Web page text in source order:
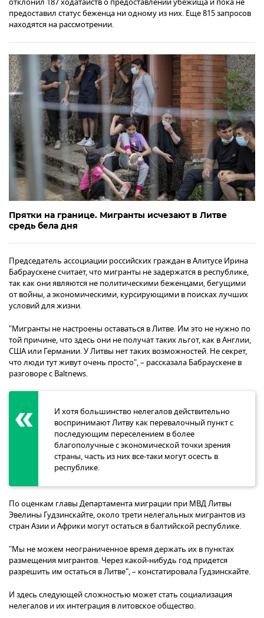
предоставил статус беженца ни одному из них. Еще 815 запросов
находятся на рассмотрении.
Прятки на границе. Мигранты исчезают в Литве
средь бела дня
Председатель ассоциации российских граждан в Алитусе Ирина
Бабраускене считает, что мигранты не задержатся в республике,
так как они являются не политическими беженцами, бегущими
от войны, а экономическими, курсирующими в поисках лучших
условий для жизни.
"Мигранты не настроены оставаться в Литве. Им это не нужно по
той причине, что здесь они не получат таких льгот, как в Англии,
США или Германии. У Литвы нет таких возможностей. Не секрет,
что люди тут живут очень просто", – рассказала Бабраускене в
разговоре с Baltnews.
И хотя большинство нелегалов действительно
воспринимают Литву как перевалочный пункт с
последующим переселением в более
благополучные с экономической точки зрения
страны, часть из них все-таки могут осесть в
республике.
По оценкам главы Департамента миграции при МВД Литвы
Эвелины Гудзинскайте, около трети нелегальных мигрантов из
стран Азии и Африки могут остаться в балтийской республике.
"Мы не можем неограниченное время держать их в пунктах
размещения мигрантов. Через какой-нибудь год придется
разрешить им остаться в Литве", – констатировала Гудзинскайте.
И здесь следующей сложностью может стать социализация
нелегалов и их интеграция в литовское общество.